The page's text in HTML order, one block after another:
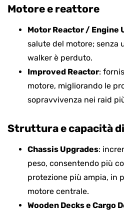
Motore e reattore
Motor Reactor / Engine
salute del motore; senza
walker è perduto.
Improved Reactor:
motore, migliorando le
sopravvivenza nei raid
Struttura e capacità
Chassis Upgrades:
peso, consentendo più
protezione più ampia, in
motore centrale.
Wooden Decks e Cargo